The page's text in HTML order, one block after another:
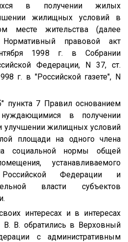
в получении жилых
жилищных условий в
месте жительства (далее
правовой акт
1998 г. в Собрании
Федерации, N 37, ст.
г. в "Российской газете", N
пункта 7 Правил основанием
в получении
жилищных условий
площади на одного члена
социальной нормы общей
устанавливаемого
Российской Федерации и
власти субъектов
интересах и в интересах
В. В. обратились в Верховный
с административным